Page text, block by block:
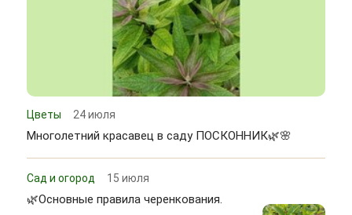
Цветы 24 июля
Многолетний красавец в саду ПОСКОННИК🌿🌸
Сад и огород 15 июля
🌿Основные правила черенкования.